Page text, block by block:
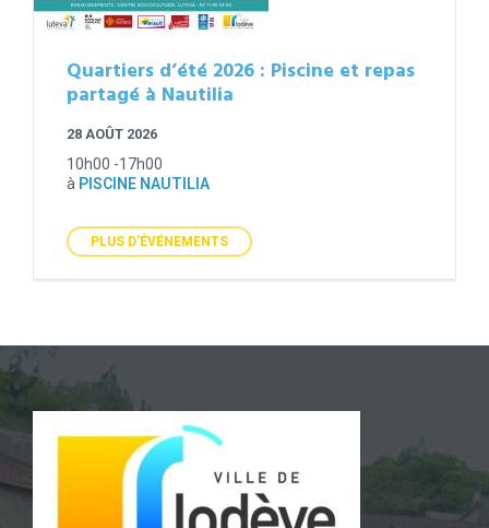
Quartiers d’été 2026 : Piscine et repas
partagé à Nautilia
28 AOÛT 2026
10h00 -17h00
à PISCINE NAUTILIA
PLUS D'ÉVÉNEMENTS